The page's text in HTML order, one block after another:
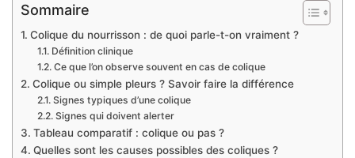
Sommaire
Colique du nourrisson : de quoi parle-t-on vraiment ?
Définition clinique
Ce que l’on observe souvent en cas de colique
Colique ou simple pleurs ? Savoir faire la différence
Signes typiques d’une colique
Signes qui doivent alerter
Tableau comparatif : colique ou pas ?
Quelles sont les causes possibles des coliques ?